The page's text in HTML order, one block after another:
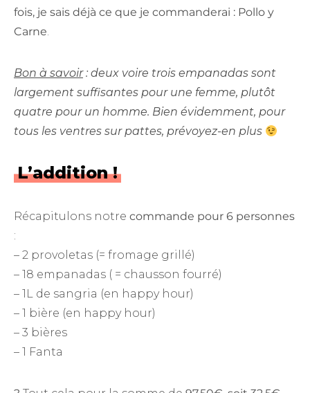
fois, je sais déjà ce que je commanderai : Pollo y
Carne.
Bon à savoir: deux voire trois empanadas sont
largement suffisantes pour une femme, plutôt
quatre pour un homme. Bien évidemment, pour
tous les ventres sur pattes, prévoyez-en plus
L’addition !
Récapitulons notre commande pour 6 personnes
:
– 2 provoletas (= fromage grillé)
– 18 empanadas ( = chausson fourré)
– 1L de sangria (en happy hour)
– 1 bière (en happy hour)
– 3 bières
– 1 Fanta